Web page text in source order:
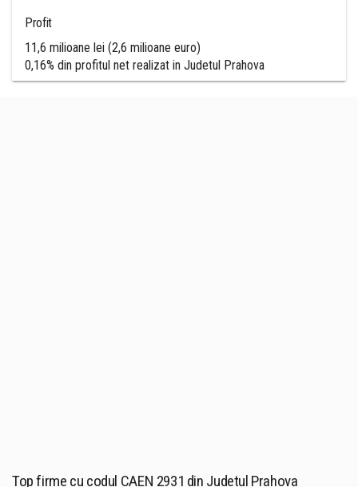
Profit
11,6 milioane lei (2,6 milioane euro)
0,16% din profitul net realizat in Judetul Prahova
Top firme cu codul CAEN 2931 din Judetul Prahova